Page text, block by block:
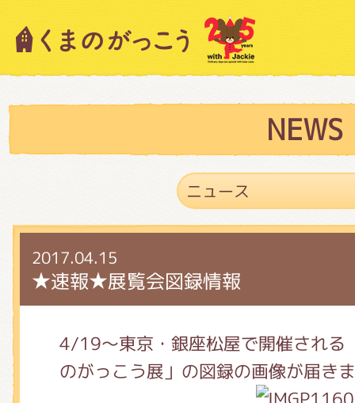
NEWS
2017.04.15
★速報★展覧会図録情報
4/19～東京・銀座松屋で開催され
のがっこう展」の図録の画像が届き
キャラクター紹介
スタッフブログ
絵本・作家紹介
ショップインフォメーション